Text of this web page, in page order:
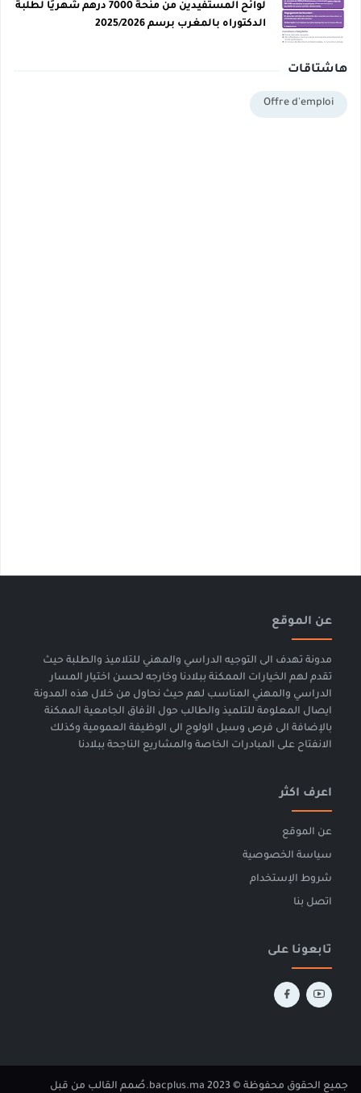
لوائح المستفيدين من منحة 7000 درهم شهريًا لطلبة
الدكتوراه بالمغرب برسم 2025/2026
هاشتاقات
Offre d'emploi
عن الموقع
مدونة تهدف الى التوجيه الدراسي والمهني للتلاميذ والطلبة حيث
تقدم لهم الخيارات الممكنة ببلادنا وخارجه لحسن اختيار المسار
الدراسي والمهني المناسب لهم حيث نحاول من خلال هذه المدونة
ايصال المعلومة للتلميذ والطالب حول الأفاق الجامعية الممكنة
بالإضافة الى فرص وسبل الولوج الى الوظيفة العمومية وكذلك
الانفتاح على المبادرات الخاصة والمشاريع الناجحة ببلادنا
اعرف اكثر
عن الموقع
سياسة الخصوصية
شروط الإستخدام
اتصل بنا
تابعونا على
جميع الحقوق محفوظة © 2023 bacplus.ma. صُمم القالب من قبل